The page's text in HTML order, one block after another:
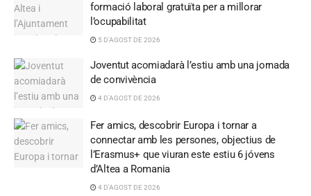
formació laboral gratuïta per a millorar
l’ocupabilitat
5 D'AGOST DE 2026
Joventut acomiadarà l’estiu amb una jornada
de convivència
4 D'AGOST DE 2026
Fer amics, descobrir Europa i tornar a
connectar amb les persones, objectius de
l’Erasmus+ que viuran este estiu 6 jóvens
d’Altea a Romania
4 D'AGOST DE 2026